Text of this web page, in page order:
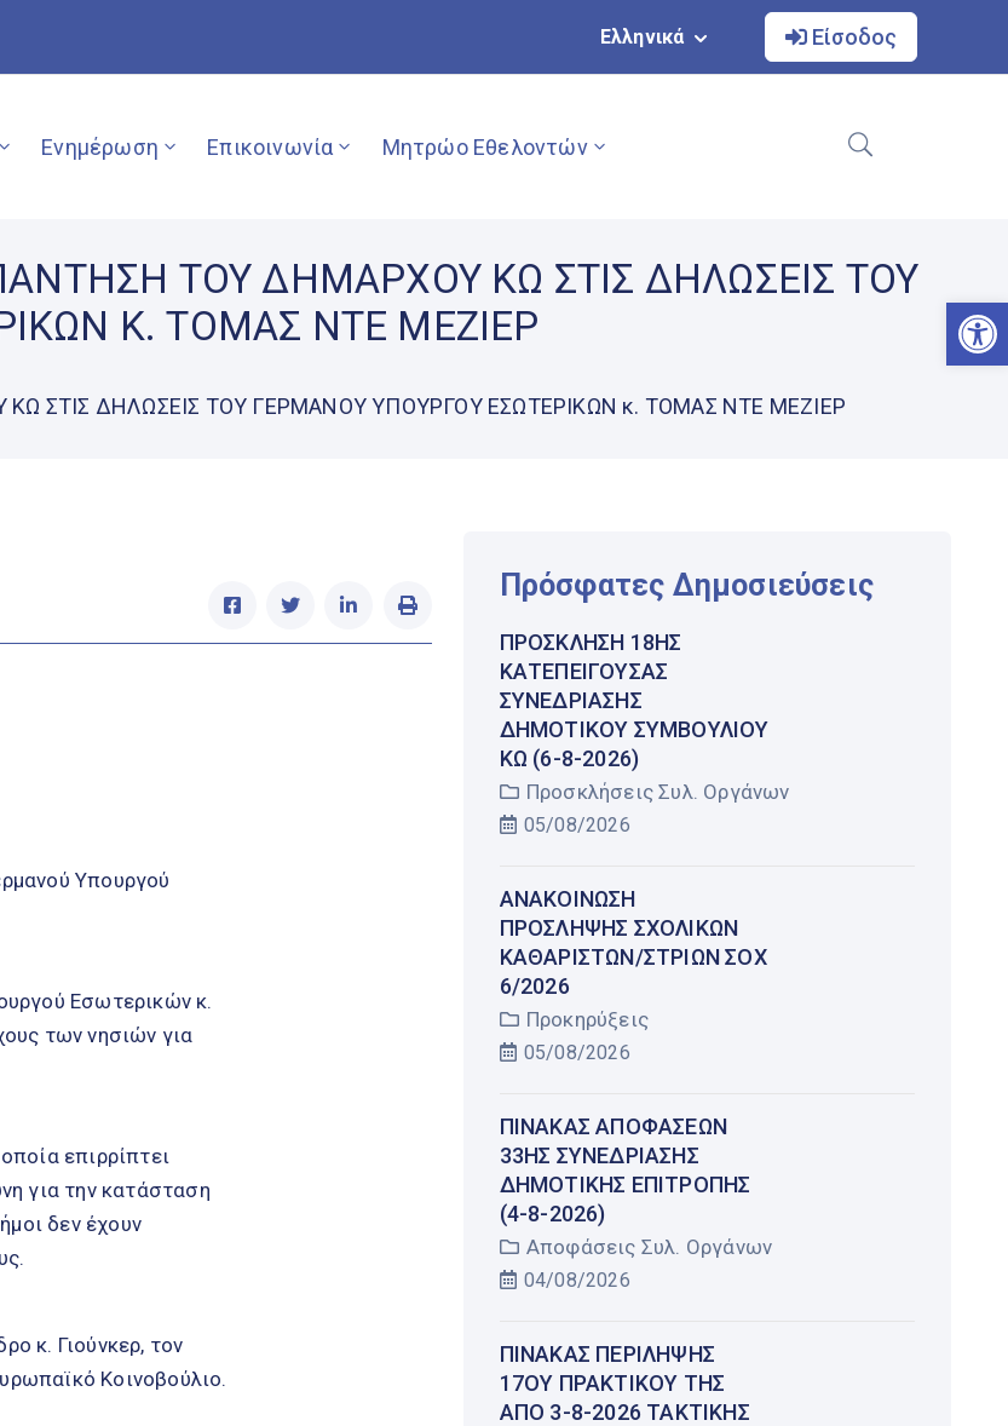
Ελληνικά Είσοδος
Ενημέρωση Επικοινωνία Μητρώο Εθελοντών
ΤΟΥ ΔΗΜΑΡΧΟΥ ΚΩ ΣΤΙΣ ΔΗΛΩΣΕΙΣ ΤΟΥ
Κ. ΤΟΜΑΣ ΝΤΕ ΜΕΖΙΕΡ
ΣΤΙΣ ΔΗΛΩΣΕΙΣ ΤΟΥ ΓΕΡΜΑΝΟΥ ΥΠΟΥΡΓΟΥ ΕΣΩΤΕΡΙΚΩΝ κ. ΤΟΜΑΣ ΝΤΕ ΜΕΖΙΕΡ
Υπουργού
Εσωτερικών κ.
των νησιών για
επιρρίπτει
για την κατάσταση
δεν έχουν
κ. Γιούνκερ, τον
Κοινοβούλιο.
Πρόσφατες Δημοσιεύσεις
ΠΡΌΣΚΛΗΣΗ 18ΗΣ
ΚΑΤΕΠΕΊΓΟΥΣΑΣ
ΣΥΝΕΔΡΊΑΣΗΣ
ΔΗΜΟΤΙΚΟΎ ΣΥΜΒΟΥΛΊΟΥ
ΚΩ (6-8-2026)
Προσκλήσεις Συλ. Οργάνων
05/08/2026
AΝΑΚΟΙΝΩΣΗ
ΠΡΟΣΛΗΨΗΣ ΣΧΟΛΙΚΩΝ
ΚΑΘΑΡΙΣΤΩΝ/ΣΤΡΙΩΝ ΣΟΧ
6/2026
Προκηρύξεις
05/08/2026
ΠΊΝΑΚΑΣ ΑΠΟΦΆΣΕΩΝ
33ΗΣ ΣΥΝΕΔΡΊΑΣΗΣ
ΔΗΜΟΤΙΚΉΣ ΕΠΙΤΡΟΠΉΣ
(4-8-2026)
Αποφάσεις Συλ. Οργάνων
04/08/2026
ΠΊΝΑΚΑΣ ΠΕΡΊΛΗΨΗΣ
17ΟΥ ΠΡΑΚΤΙΚΟΎ ΤΗΣ
ΑΠΌ 3-8-2026 ΤΑΚΤΙΚΉΣ